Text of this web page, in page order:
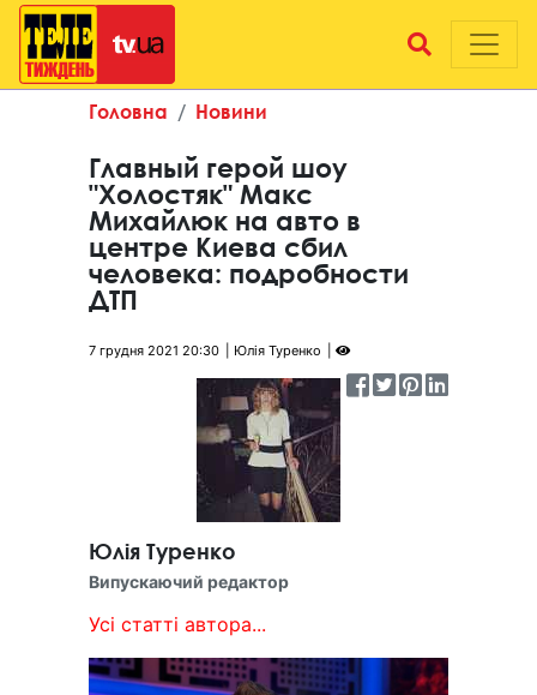
Головна Новини
Главный герой шоу
"Холостяк" Макс
Михайлюк на авто в
центре Киева сбил
человека: подробности
ДТП
7 грудня 2021 20:30 Юлія Туренко
Юлія Туренко
Випускаючий редактор
Усі статті автора...